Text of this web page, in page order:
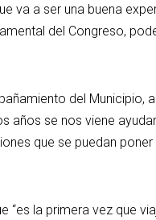
va a ser una buena
del Congreso,
del Municipio,
años se nos viene
que se puedan poner
“es la primera vez que